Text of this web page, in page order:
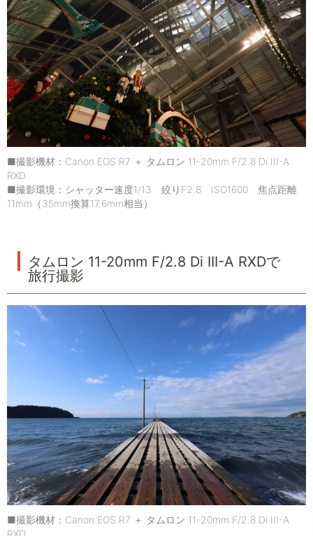
■撮影機材：Canon EOS R7 ＋ タムロン 11-20mm F/2.8 Di III-A
RXD
■撮影環境：シャッター速度1/13 絞りF2.8 ISO1600 焦点距離
11mm（35mm換算17.6mm相当）
タムロン 11-20mm F/2.8 Di III-A RXDで
旅行撮影
■撮影機材：Canon EOS R7 ＋ タムロン 11-20mm F/2.8 Di III-A
RXD